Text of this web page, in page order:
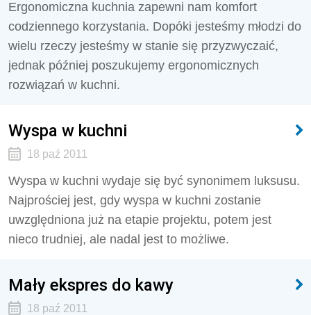
Ergonomiczna kuchnia zapewni nam komfort
codziennego korzystania. Dopóki jesteśmy młodzi do
wielu rzeczy jesteśmy w stanie się przyzwyczaić,
jednak później poszukujemy ergonomicznych
rozwiązań w kuchni.
Wyspa w kuchni
18 paź 2011
Wyspa w kuchni wydaje się być synonimem luksusu.
Najprościej jest, gdy wyspa w kuchni zostanie
uwzględniona już na etapie projektu, potem jest
nieco trudniej, ale nadal jest to możliwe.
Mały ekspres do kawy
18 paź 2011